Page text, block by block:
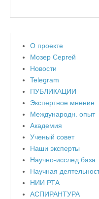
О проекте
Мозер Сергей
Новости
Telegram
ПУБЛИКАЦИИ
Экспертное мнение
Международн. опыт
Академия
Ученый совет
Наши эксперты
Научно-исслед.база
Научная
НИИ РТА
АСПИРАНТУРА